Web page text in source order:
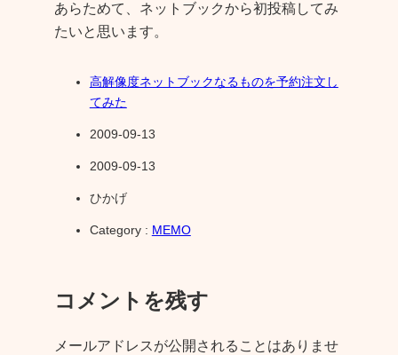
あらためて、ネットブックから初投稿してみ
たいと思います。
高解像度ネットブックなるものを予約注文し
てみた
2009-09-13
2009-09-13
ひかげ
Category : MEMO
コメントを残す
メールアドレスが公開されることはありませ